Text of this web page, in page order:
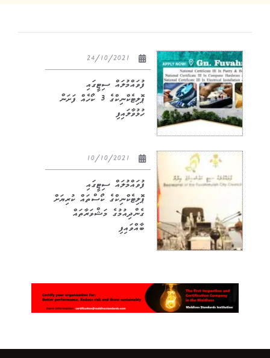
ފުވައްމުލައް ސިޓީގައި
ޕޮލިޓެކްނިކްގެ 3 ކޯހެއް ފަށަން
ހުޅުވާލައިފި
ފުވައްމުލައް ސިޓީގައި
ޕޮލިޓެކްނިކްގެ ކޯސްތައް ކުރިޔަށް
ގެންދިއުމުގެ މަޝްވަރާތައް
ބާއްވައިފި